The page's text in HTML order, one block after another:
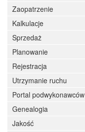
Zaopatrzenie
Kalkulacje
Sprzedaż
Planowanie
Rejestracja
Utrzymanie ruchu
Portal podwykonawców
Genealogia
Jakość